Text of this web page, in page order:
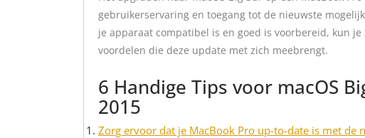
gebruikerservaring en toegang tot de nieuwste
je apparaat compatibel is en goed is voorbereid, kun
voordelen die deze update met zich meebrengt.
6 Handige Tips voor macOS
2015
Zorg ervoor dat je MacBook Pro up-to-date is met de